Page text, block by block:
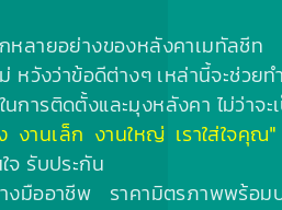
หลายอย่างของหลังคาเมทัลชีท
หวังว่าข้อดีต่างๆ เหล่านี้จะช่วย
การติดตั้งและมุงหลังคา ไม่ว่าจ
งานเล็ก งานใหญ่ เราใส่ใจคุณ"
จ รับประกัน
มืออาชีพ ราคามิตรภาพพร้อมบ